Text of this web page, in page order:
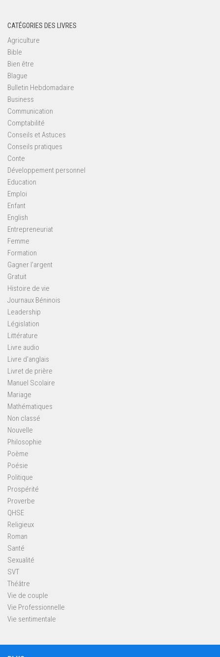
CATÉGORIES DES LIVRES
Agriculture
Bible
Bien être
Blague
Bulletin Hebdomadaire
Business
Communication
Comptabilité
Conseils et Astuces
Conseils pratiques
Conte
Développement personnel
Education
Emploi
Enfant
English
Entrepreneuriat
Femme
Formation
Gagner l'argent
Gratuit
Histoire de vie
Journaux Béninois
Leadership
Législation
Littérature
Livre audio
Livre d'anglais
Livret de prière
Manuel Scolaire
Mariage
Mathématiques
Non classé
Nouvelle
Philosophie
Poème
Poésie
Politique
Prospérité
Proverbe
QHSE
Religieux
Roman
Santé
Sexualité
SVT
Théâtre
Vie de couple
Vie Professionnelle
Vie sentimentale